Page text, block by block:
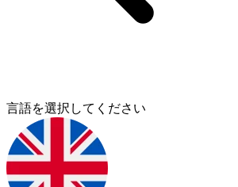
言語を選択してください